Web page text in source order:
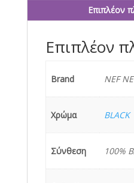
Επιπλέον
Επιπλέον
Brand NEF
Χρώμα BLACK
Σύνθεση 100%